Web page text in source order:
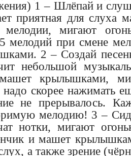
1 – Шлёпай и
приятная для слуха
мелодии, мигают
мелодий при смене
2 – Создай
небольшой
крылышками,
надо скорее нажимать
не прерывалось.
мелодию! 3 –
нотки, мигают
и машет
а также зрение